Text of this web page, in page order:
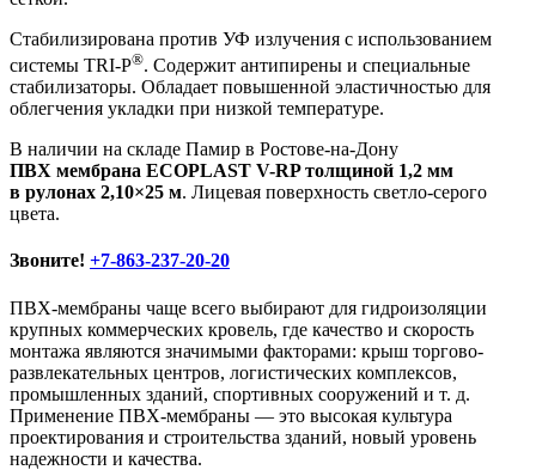
Стабилизирована против УФ излучения с использованием
системы TRI-P®. Содержит антипирены и специальные
стабилизаторы. Обладает повышенной эластичностью для
облегчения укладки при низкой температуре.
В наличии на складе Памир в Ростове-на-Дону
ПВХ мембрана ECOPLAST V-RP толщиной 1,2 мм
в рулонах 2,10×25 м. Лицевая поверхность светло-серого
цвета.
Звоните! +7-863-237-20-20
ПВХ-мембраны чаще всего выбирают для гидроизоляции
крупных коммерческих кровель, где качество и скорость
монтажа являются значимыми факторами: крыш торгово-
развлекательных центров, логистических комплексов,
промышленных зданий, спортивных сооружений и т. д.
Применение ПВХ-мембраны — это высокая культура
проектирования и строительства зданий, новый уровень
надежности и качества.